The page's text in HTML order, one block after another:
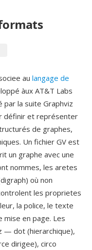
au langage de
àux AT&T Labs
par la suite Graphviz
définir et représenter
de graphes,
Un fichier GV est
un graphe avec une
nommes, les aretes
où non
les proprietes
la police, le texte
en page. Les
— dot (hierarchique),
dirigee), circo